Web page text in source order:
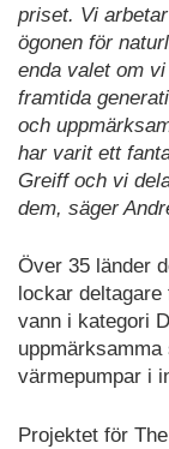
priset. Vi
ögonen för
enda valet om
framtida
och
har varit ett
Greiff och vi
dem, säger
Över 35 länder
lockar
vann i kategori
värmepumpar i
Projektet för